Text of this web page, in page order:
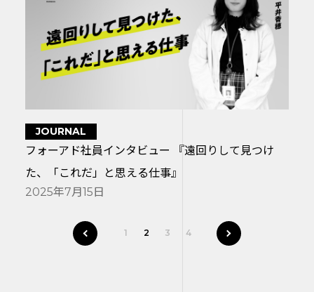
JOURNAL
フォーアド社員インタビュー 『遠回りして見つけ
た、「これだ」と思える仕事』
2025年7月15日
1 2 3 4